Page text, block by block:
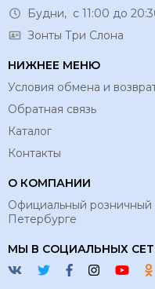
Будни, с 11:00 до
Зонты Три Слона
НИЖНЕЕ МЕНЮ
Условия обмена и
Обратная связь
Каталог
Контакты
О КОМПАНИИ
Официальный розничный
Петербурге
МЫ В СОЦИАЛЬНЫХ